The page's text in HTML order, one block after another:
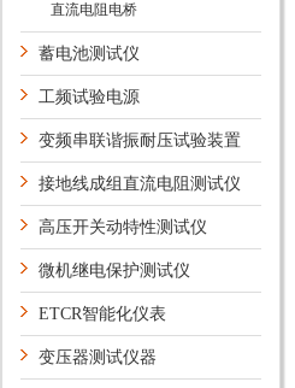
直流电阻电桥
蓄电池测试仪
工频试验电源
变频串联谐振耐压试验装置
接地线成组直流电阻测试仪
高压开关动特性测试仪
微机继电保护测试仪
ETCR智能化仪表
变压器测试仪器